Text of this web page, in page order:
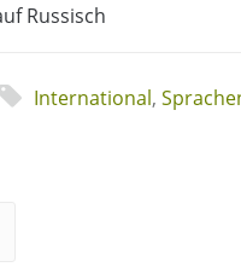
Russisch
International,